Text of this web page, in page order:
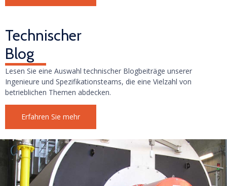
Technischer
Blog
Lesen Sie eine Auswahl technischer Blogbeiträge unserer
Ingenieure und Spezifikationsteams, die eine Vielzahl von
betrieblichen Themen abdecken.
Erfahren Sie mehr